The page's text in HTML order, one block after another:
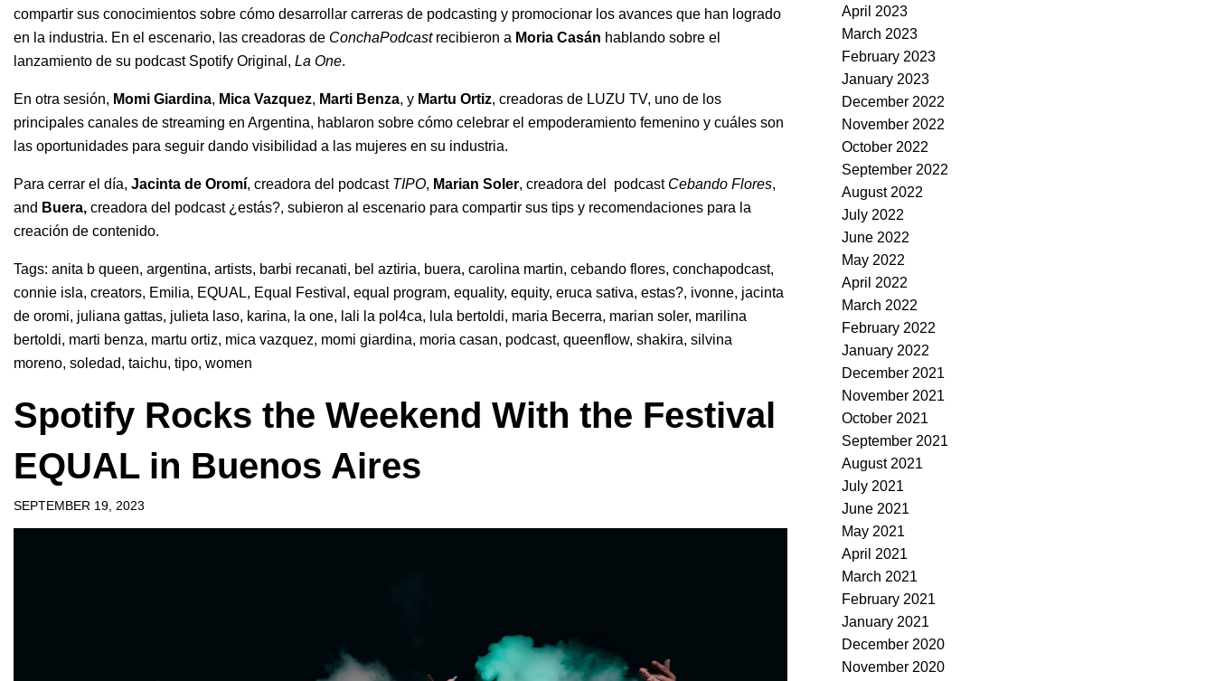
compartir sus conocimientos sobre cómo desarrollar carreras de podcasting y promocionar los avances que han logrado
en la industria. En el escenario, las creadoras de ConchaPodcastrecibieron a Moria Casán hablando sobre el
lanzamiento de su podcast Spotify Original, La One.
En otra sesión, Momi Giardina, Mica Vazquez, Marti Benza, y Martu Ortiz, creadoras de LUZU TV, uno de los
principales canales de streaming en Argentina, hablaron sobre cómo celebrar el empoderamiento femenino y cuáles son
las oportunidades para seguir dando visibilidad a las mujeres en su industria.
Para cerrar el día, Jacinta de Oromí, creadora del podcast TIPO, Marian Soler, creadora del podcast Cebando Flores,
and Buera, creadora del podcast ¿estás?, subieron al escenario para compartir sus tips y recomendaciones para la
creación de contenido.
Tags: anita b queen, argentina, artists, barbi recanati, bel aztiria, buera, carolina martin, cebando flores, conchapodcast,
connie isla, creators, Emilia, EQUAL, Equal Festival , equal program, equality, equity, eruca sativa, estas?, ivonne, jacinta
de oromi, juliana gattas, julieta laso, karina, la one, lali la pol4ca, lula bertoldi, maria Becerra, marian soler, marilina
bertoldi, marti benza, martu ortiz, mica vazquez, momi giardina, moria casan, podcast, queenflow, shakira, silvina
moreno, soledad, taichu, tipo, women
Spotify Rocks the Weekend With the Festival
EQUAL in Buenos Aires
SEPTEMBER 19, 2023
April 2023
March 2023
February 2023
January 2023
December 2022
November 2022
October 2022
September 2022
August 2022
July 2022
June 2022
May 2022
April 2022
March 2022
February 2022
January 2022
December 2021
November 2021
October 2021
September 2021
August 2021
July 2021
June 2021
May 2021
April 2021
March 2021
February 2021
January 2021
December 2020
November 2020